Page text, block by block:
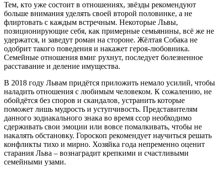
Тем, кто уже состоит в отношениях, звёзды рекомендуют
больше внимания уделять своей второй половинке, а не
флиртовать с каждым встречным. Некоторые Львы,
позиционирующие себя, как примерные семьянины, всё же не
удержатся, и заведут роман на стороне. Жёлтая Собака не
одобрит такого поведения и накажет героя-любовника.
Семейные отношения вмиг рухнут, последует болезненное
расставание и деление имущества.
В 2018 году Львам придётся приложить немало усилий, чтобы
наладить отношения с любимым человеком. К сожалению, не
обойдётся без споров и скандалов, устранить которые
поможет лишь мудрость и уступчивость. Представителям
данного зодиакального знака во время ссор необходимо
сдерживать свои эмоции или вовсе помалкивать, чтобы не
накалять обстановку. Гороскоп рекомендует научиться решать
конфликты тихо и мирно. Хозяйка года непременно оценит
старания Льва – вознаградит крепкими и счастливыми
семейными узами.